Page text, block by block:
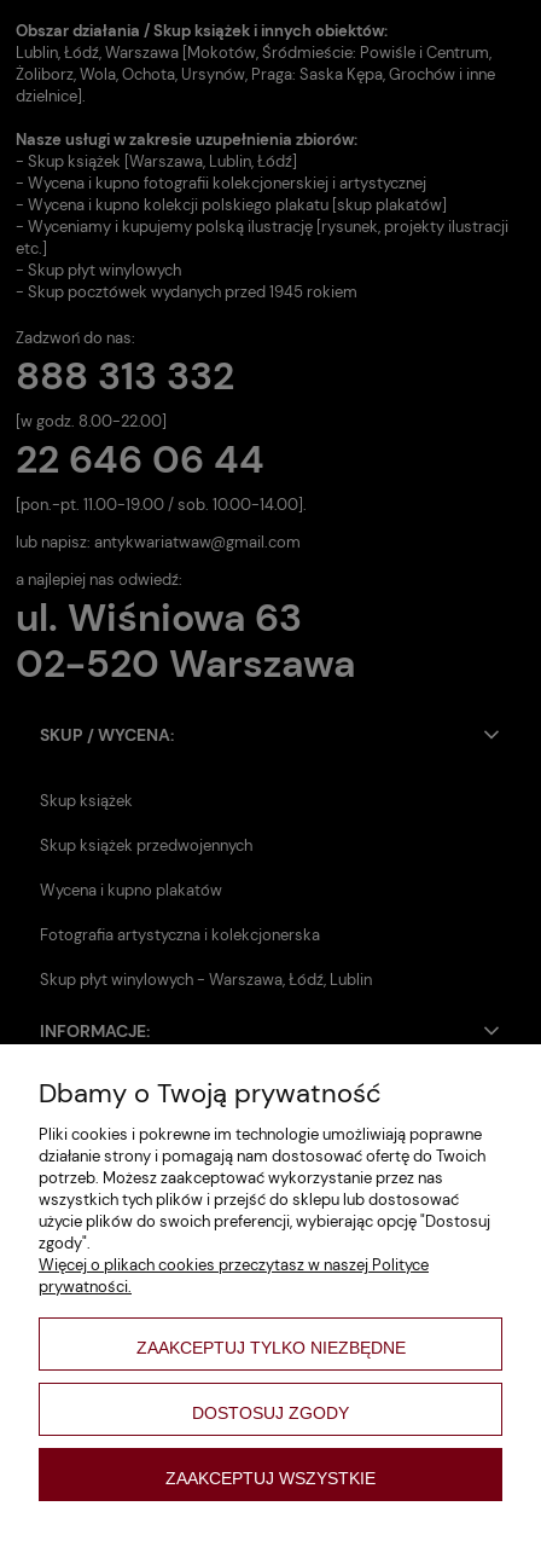
Obszar działania / Skup książek i innych obiektów:
Lublin, Łódź, Warszawa [Mokotów, Śródmieście: Powiśle i Centrum,
Żoliborz, Wola, Ochota, Ursynów, Praga: Saska Kępa, Grochów i inne
dzielnice].
Nasze usługi w zakresie uzupełnienia zbiorów:
- Skup książek [Warszawa, Lublin, Łódź]
- Wycena i kupno fotografii kolekcjonerskiej i artystycznej
- Wycena i kupno kolekcji polskiego plakatu [skup plakatów]
- Wyceniamy i kupujemy polską ilustrację [rysunek, projekty ilustracji
etc.]
- Skup płyt winylowych
- Skup pocztówek wydanych przed 1945 rokiem
Zadzwoń do nas:
888 313 332
[w godz. 8.00-22.00]
22 646 06 44
[pon.-pt. 11.00-19.00 / sob. 10.00-14.00].
lub napisz: antykwariatwaw@gmail.com
a najlepiej nas odwiedź:
ul. Wiśniowa 63
02-520 Warszawa
SKUP / WYCENA:
Skup książek
Skup książek przedwojennych
Wycena i kupno plakatów
Fotografia artystyczna i kolekcjonerska
Skup płyt winylowych - Warszawa, Łódź, Lublin
INFORMACJE:
Zwroty i reklamacje
Dane firmy
Jak szukać?
Polityka prywatności
Regulamin
Poltyka cookies
varsaviana
Nowości
Dbamy o Twoją prywatność
Pliki cookies i pokrewne im technologie umożliwiają poprawne
działanie strony i pomagają nam dostosować ofertę do Twoich
potrzeb. Możesz zaakceptować wykorzystanie przez nas
wszystkich tych plików i przejść do sklepu lub dostosować
użycie plików do swoich preferencji, wybierając opcję "Dostosuj
zgody".
Więcej o plikach cookies przeczytasz w naszej Polityce
prywatności.
ZAAKCEPTUJ TYLKO NIEZBĘDNE
DOSTOSUJ ZGODY
ZAAKCEPTUJ WSZYSTKIE